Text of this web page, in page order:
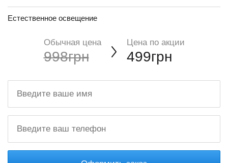
Естественное освещение
Обычная цена
998грн
Цена по акции
499грн